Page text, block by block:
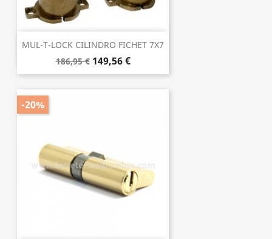
MUL-T-LOCK CILINDRO FICHET 7X7
186,95 € 149,56 €
-20%